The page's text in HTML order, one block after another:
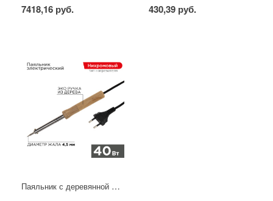
7418,16 руб. 430,39 руб.
Паяльник с деревянной ручкой, серия WOOD, 40Вт, 230В, блистер PROconnect